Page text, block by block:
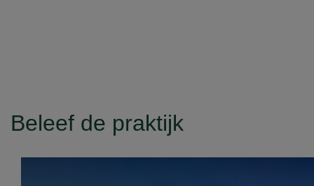
Beleef de praktijk